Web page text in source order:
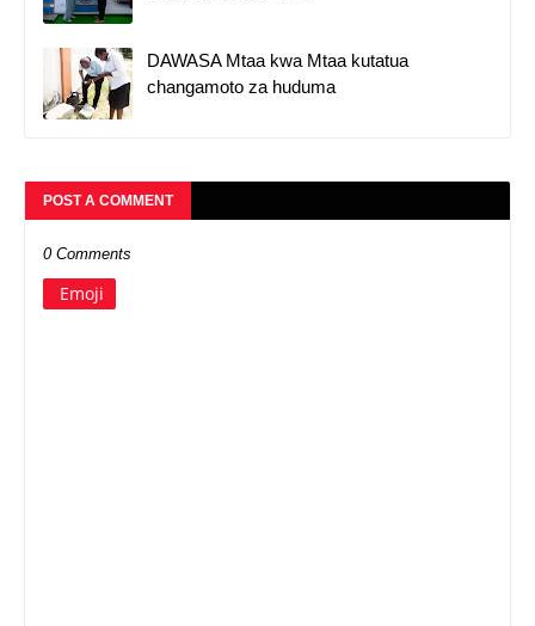
DAWASA Mtaa kwa Mtaa kutatua
changamoto za huduma
POST A COMMENT
0 Comments
Emoji